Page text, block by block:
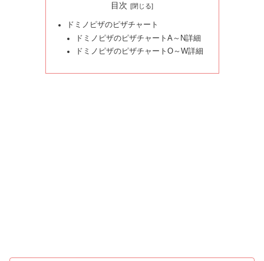
目次
ドミノピザのピザチャート
ドミノピザのピザチャートA～N詳細
ドミノピザのピザチャートO～W詳細